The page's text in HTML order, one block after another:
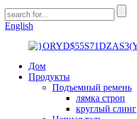
English
Дом
Продукты
Подъемный ремень
лямка строп
круглый слинг